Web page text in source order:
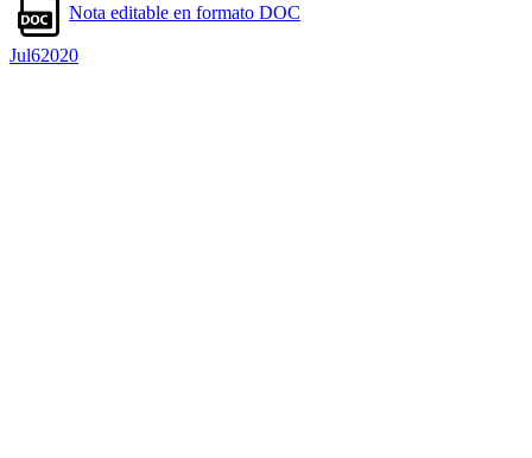
Nota editable en formato DOC
Jul62020